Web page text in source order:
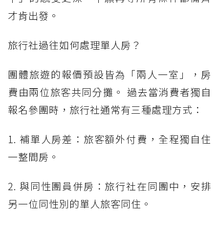
才肯出發。
旅行社過往如何處理單人房？
團體旅遊的報價預設皆為「兩人一室」，房
費由兩位旅客共同分攤。 過去當消費者獨自
報名參團時，旅行社通常有三種處理方式：
1. 補單人房差：旅客額外付費，全程獨自住
一整間房。
2. 與同性團員併房：旅行社在同團中，安排
另一位同性別的單人旅客同住。